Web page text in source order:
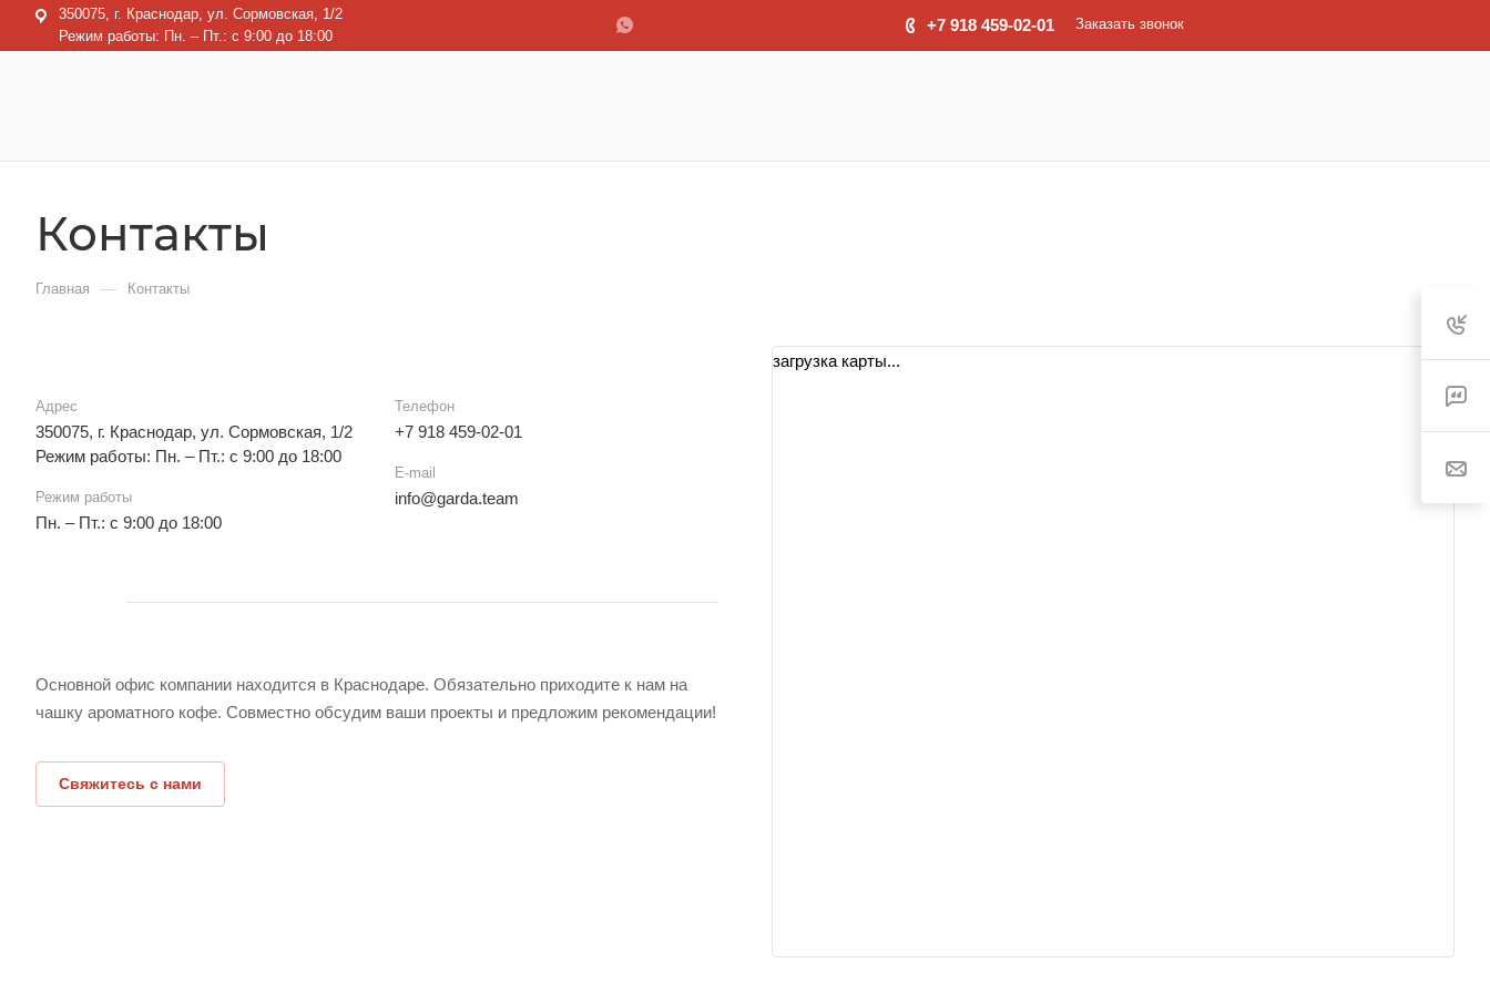
350075, г. Краснодар, ул. Сормовская, 1/2
Режим работы: Пн. – Пт.: с 9:00 до 18:00
+7 918 459-02-01 Заказать звонок
Контакты
Главная — Контакты
Адрес
350075, г. Краснодар, ул. Сормовская, 1/2
Режим работы: Пн. – Пт.: с 9:00 до 18:00
Режим работы
Пн. – Пт.: с 9:00 до 18:00
Телефон
+7 918 459-02-01
E-mail
info@garda.team
Основной офис компании находится в Краснодаре. Обязательно приходите к нам на
чашку ароматного кофе. Совместно обсудим ваши проекты и предложим рекомендации!
Свяжитесь с нами
загрузка карты...